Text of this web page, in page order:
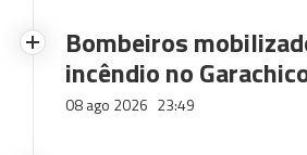
Bombeiros
incêndio no
08 ago 2026 23:49